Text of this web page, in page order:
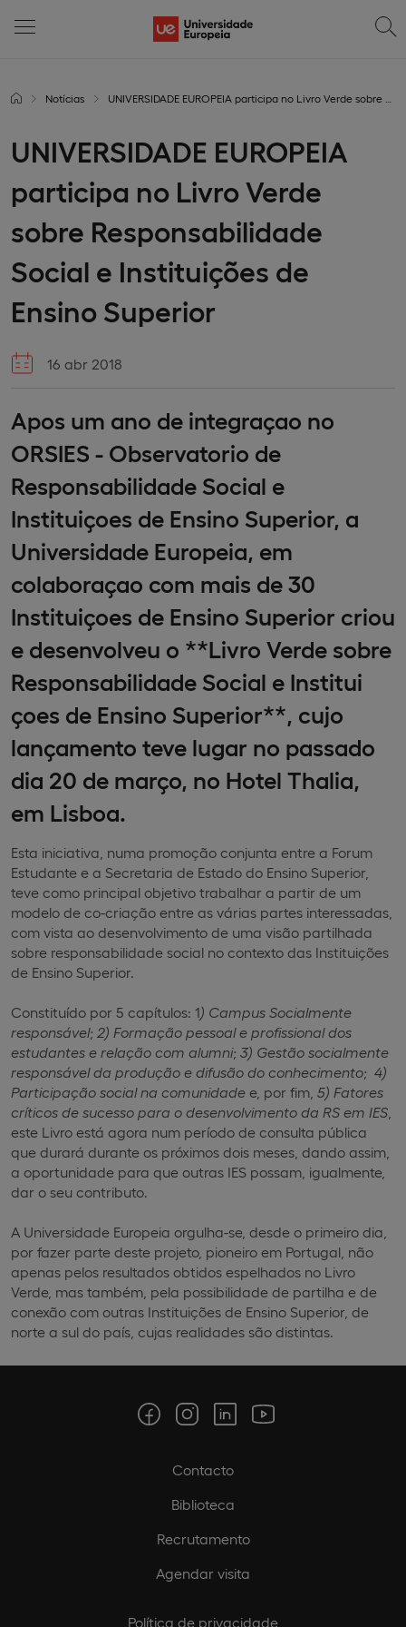
Notícias UNIVERSIDADE EUROPEIA participa no Livro Verde sobre Responsabilidade Social e Instituições de Ensino Superior
UNIVERSIDADE EUROPEIA
participa no Livro Verde
sobre Responsabilidade
Social e Instituições de
Ensino Superior
16 abr 2018
Apos um ano de integraçao no
ORSIES - Observatorio de
Responsabilidade Social e
Instituiçoes de Ensino Superior, a
Universidade Europeia, em
colaboraçao com mais de 30
Instituiçoes de Ensino Superior criou
e desenvolveu o **Livro Verde sobre
Responsabilidade Social e Institui
çoes de Ensino Superior**, cujo
lançamento teve lugar no passado
dia 20 de março, no Hotel Thalia,
em Lisboa.
Esta iniciativa, numa promoção conjunta entre a Forum
Estudante e a Secretaria de Estado do Ensino Superior,
teve como principal objetivo trabalhar a partir de um
modelo de co-criação entre as várias partes interessadas,
com vista ao desenvolvimento de uma visão partilhada
sobre responsabilidade social no contexto das Instituições
de Ensino Superior.
Constituído por 5 capítulos: 1) Campus Socialmente
responsável; 2) Formação pessoal e profissional dos
estudantes e relação com alumni; 3) Gestão socialmente
responsável da produção e difusão do conhecimento; 4)
Participação social na comunidade e, por fim, 5) Fatores
críticos de sucesso para o desenvolvimento da RS em IES
este Livro está agora num período de consulta pública
que durará durante os próximos dois meses, dando assim,
a oportunidade para que outras IES possam, igualmente,
dar o seu contributo.
A Universidade Europeia orgulha-se, desde o primeiro dia,
por fazer parte deste projeto, pioneiro em Portugal, não
apenas pelos resultados obtidos espelhados no Livro
Verde, mas também, pela possibilidade de partilha e de
conexão com outras Instituições de Ensino Superior, de
norte a sul do país, cujas realidades são distintas.
Contacto
Biblioteca
Recrutamento
Agendar visita
Política de privacidade